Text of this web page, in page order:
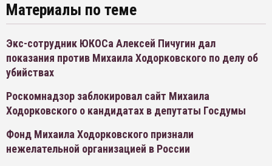
Материалы по теме
Экс-сотрудник ЮКОСа Алексей Пичугин дал
показания против Михаила Ходорковского по делу об
убийствах
Роскомнадзор заблокировал сайт Михаила
Ходорковского о кандидатах в депутаты Госдумы
Фонд Михаила Ходорковского признали
нежелательной организацией в России